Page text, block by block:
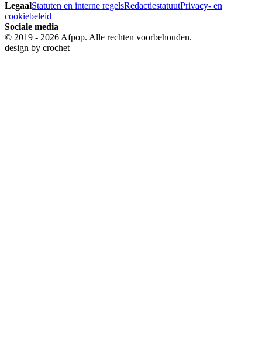
LegaalStatuten en interne regelsRedactiestatuutPrivacy- en
cookiebeleid
Sociale media
© 2019 - 2026 Afpop. Alle rechten voorbehouden.
design by crochet